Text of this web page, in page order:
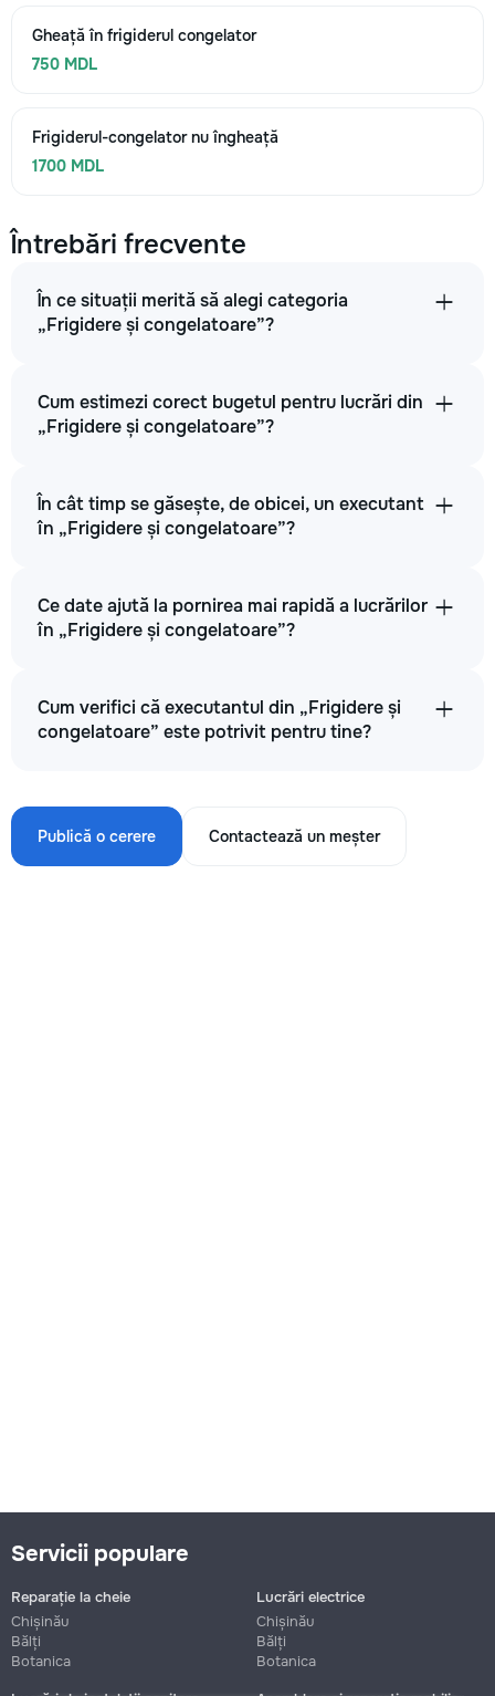
Gheață în frigiderul congelator
750 MDL
Frigiderul-congelator nu îngheață
1700 MDL
Întrebări frecvente
În ce situații merită să alegi categoria
„Frigidere și congelatoare”?
Cum estimezi corect bugetul pentru lucrări din
„Frigidere și congelatoare”?
În cât timp se găsește, de obicei, un executant
în „Frigidere și congelatoare”?
Ce date ajută la pornirea mai rapidă a lucrărilor
în „Frigidere și congelatoare”?
Cum verifici că executantul din „Frigidere și
congelatoare” este potrivit pentru tine?
Publică o cerere Contactează un meșter
Servicii populare
Reparație la cheie
Chișinău
Bălți
Botanica
Lucrări electrice
Chișinău
Bălți
Botanica